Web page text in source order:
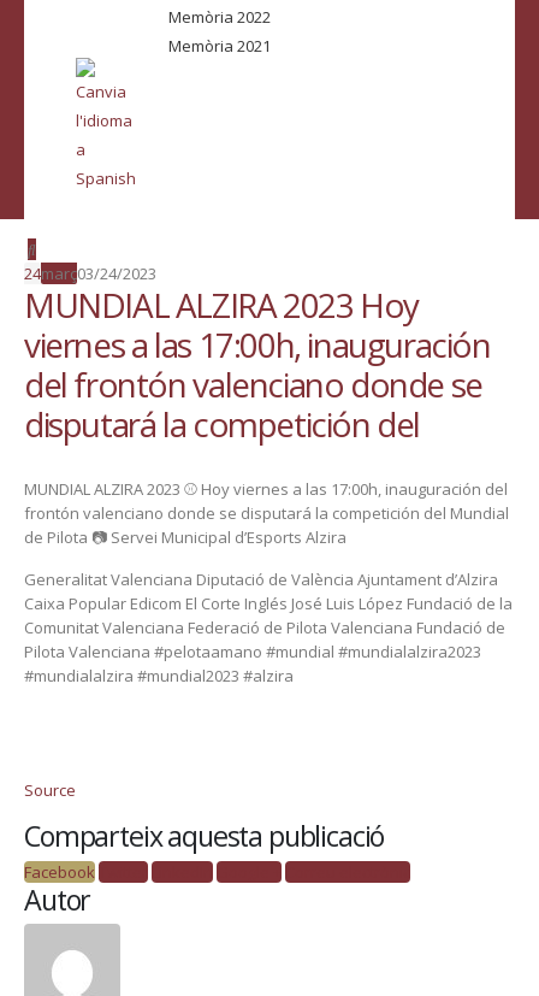
Memòria 2022
Memòria 2021
24març03/24/2023
MUNDIAL ALZIRA 2023 Hoy
viernes a las 17:00h, inauguración
del frontón valenciano donde se
disputará la competición del
MUNDIAL ALZIRA 2023 ⚾ Hoy viernes a las 17:00h, inauguración del
frontón valenciano donde se disputará la competición del Mundial
de Pilota 📷 Servei Municipal d’Esports Alzira
Generalitat Valenciana Diputació de València Ajuntament d’Alzira
Caixa Popular Edicom El Corte Inglés José Luis López Fundació de la
Comunitat Valenciana Federació de Pilota Valenciana Fundació de
Pilota Valenciana #pelotaamano #mundial #mundialalzira2023
#mundialalzira #mundial2023 #alzira
Source
Comparteix aquesta publicació
FacebookTwitterLinkedInGoogle +Correu electrònic
Autor